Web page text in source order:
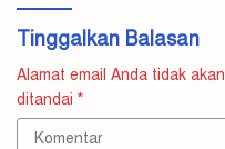
Tinggalkan Balasan
Alamat email Anda tidak
ditandai *